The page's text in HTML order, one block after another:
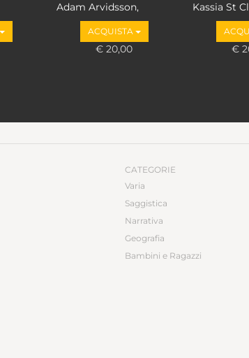
Adam Arvidsson,
Vincenzo Luise
ACQUISTA
€ 20,00
Kassia St
€
CATEGORIE
Varia
Saggistica
Narrativa
Geografia
Bambini e Ragazzi